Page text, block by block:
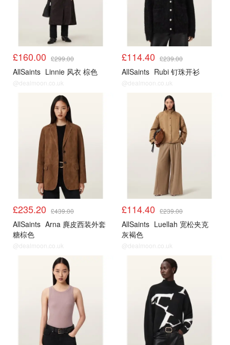
£160.00 £299.00
AllSaints Linnie 风衣 棕色
@dealmoon.co.uk
£114.40 £239.00
AllSaints Rubi 钉珠开衫
@dealmoon.co.uk
£235.20 £439.00
AllSaints Arna 麂皮西装外套
糖棕色
@dealmoon.co.uk
£114.40 £239.00
AllSaints Luellah 宽松夹克
灰褐色
@dealmoon.co.uk